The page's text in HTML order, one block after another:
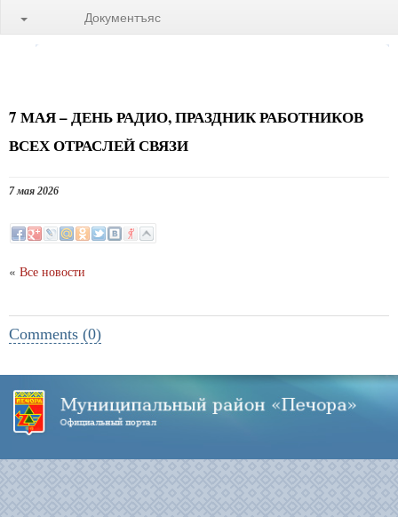
Документъяс
7 МАЯ – ДЕНЬ РАДИО, ПРАЗДНИК РАБОТНИКОВ
ВСЕХ ОТРАСЛЕЙ СВЯЗИ
7 мая 2026
« Все новости
Comments (0)